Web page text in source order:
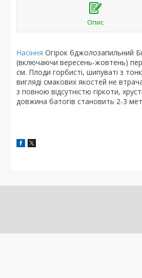
Опис
Насіння Огірок бджолозапильний
(включаючи вересень-жовтень)
см. Плоди горбисті, шипуваті з
вигляді смакових якостей не
з повною відсутністю гіркоти,
довжина батогів становить 2-3